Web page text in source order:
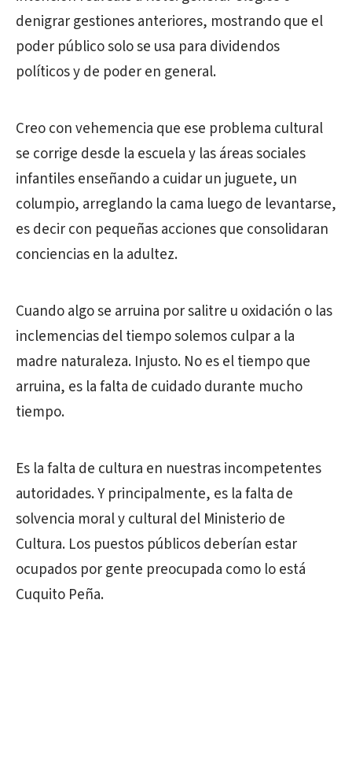
denigrar gestiones anteriores, mostrando que el
poder público solo se usa para dividendos
políticos y de poder en general.
Creo con vehemencia que ese problema cultural
se corrige desde la escuela y las áreas sociales
infantiles enseñando a cuidar un juguete, un
columpio, arreglando la cama luego de levantarse,
es decir con pequeñas acciones que consolidaran
conciencias en la adultez.
Cuando algo se arruina por salitre u oxidación o las
inclemencias del tiempo solemos culpar a la
madre naturaleza. Injusto. No es el tiempo que
arruina, es la falta de cuidado durante mucho
tiempo.
Es la falta de cultura en nuestras incompetentes
autoridades. Y principalmente, es la falta de
solvencia moral y cultural del Ministerio de
Cultura. Los puestos públicos deberían estar
ocupados por gente preocupada como lo está
Cuquito Peña.